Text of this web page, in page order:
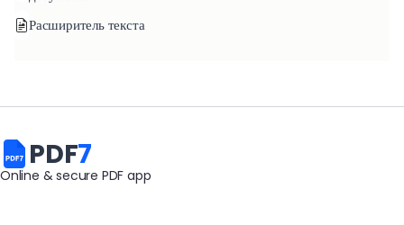
Расширитель текста
PDF7
Online & secure PDF app